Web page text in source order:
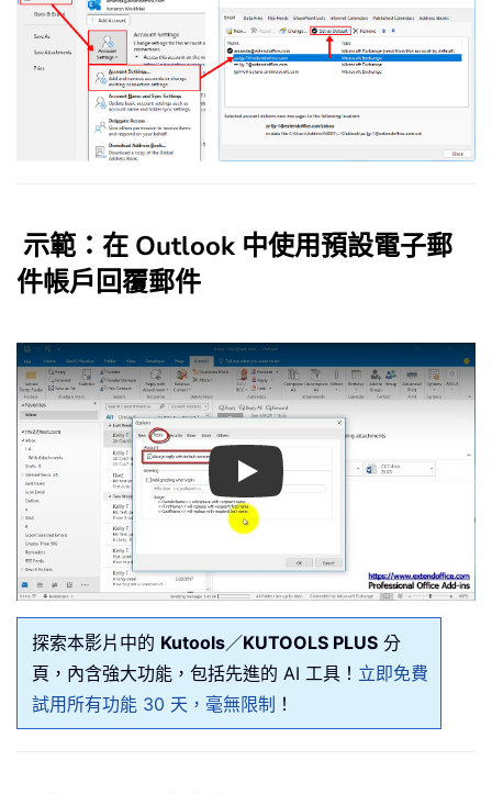
示範：在 Outlook 中使用預設電子郵
件帳戶回覆郵件
Play
探索本影片中的 Kutools／KUTOOLS PLUS 分
頁，內含強大功能，包括先進的 AI 工具！ 立即免費
試用所有功能 30 天，毫無限制 ！